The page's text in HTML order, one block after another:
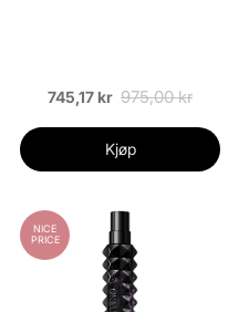
745,17 kr 975,00 kr
Kjøp
NICE
PRICE